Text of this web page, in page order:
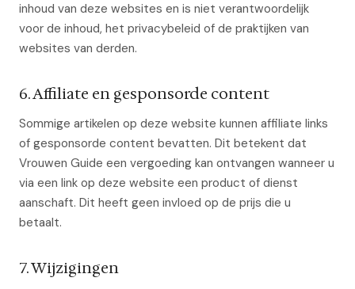
inhoud van deze websites en is niet verantwoordelijk
voor de inhoud, het privacybeleid of de praktijken van
websites van derden.
6. Affiliate en gesponsorde content
Sommige artikelen op deze website kunnen affiliate links
of gesponsorde content bevatten. Dit betekent dat
Vrouwen Guide een vergoeding kan ontvangen wanneer u
via een link op deze website een product of dienst
aanschaft. Dit heeft geen invloed op de prijs die u
betaalt.
7. Wijzigingen